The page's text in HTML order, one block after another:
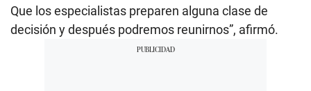
Que los especialistas preparen alguna clase de
decisión y después podremos reunirnos”, afirmó.